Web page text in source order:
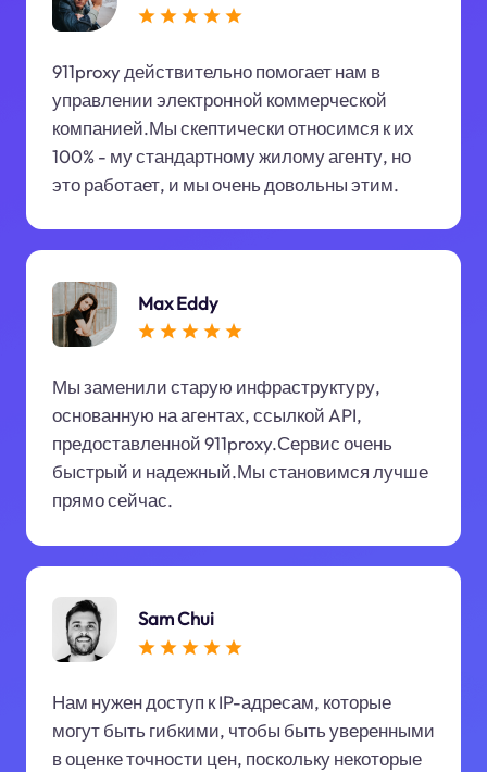
911proxy действительно помогает нам в
управлении электронной коммерческой
компанией.Мы скептически относимся к их
100% - му стандартному жилому агенту, но
это работает, и мы очень довольны этим.
Max Eddy
Мы заменили старую инфраструктуру,
основанную на агентах, ссылкой API,
предоставленной 911proxy.Сервис очень
быстрый и надежный.Мы становимся лучше
прямо сейчас.
Sam Chui
Нам нужен доступ к IP-адресам, которые
могут быть гибкими, чтобы быть уверенными
в оценке точности цен, поскольку некоторые